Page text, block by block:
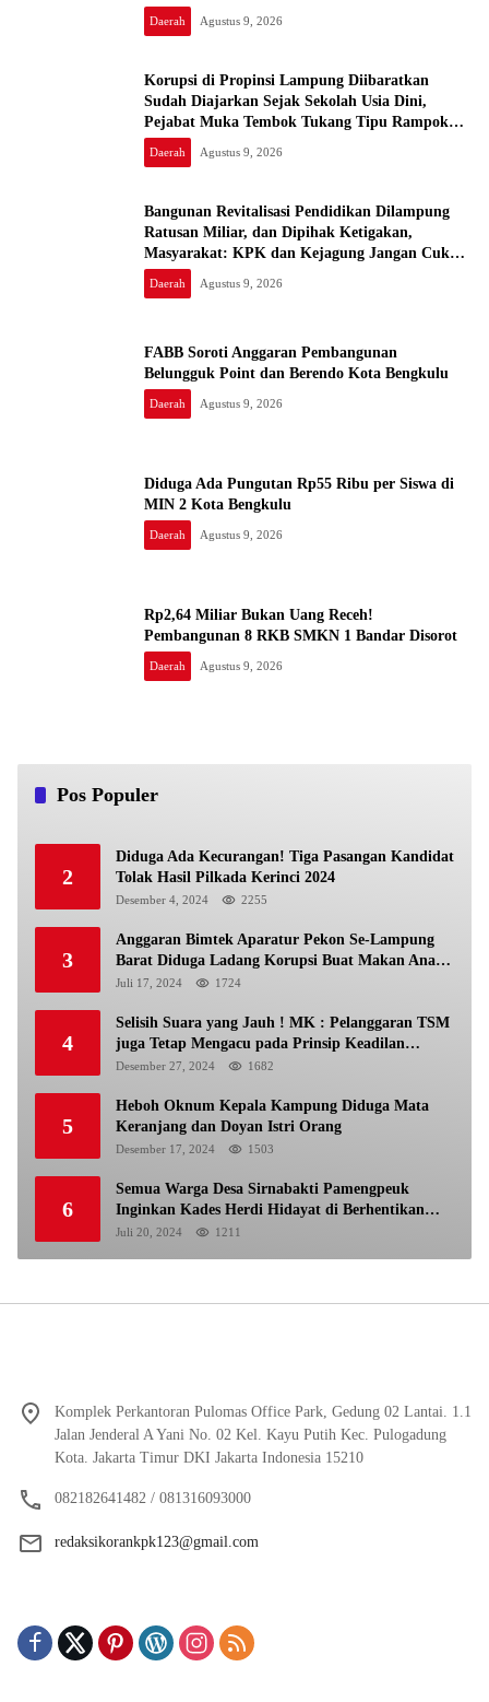
Bekacuk
Daerah Agustus 9, 2026
Korupsi di Propinsi Lampung Diibaratkan
Sudah Diajarkan Sejak Sekolah Usia Dini,
Pejabat Muka Tembok Tukang Tipu Rampok
Uang Rakyat
Daerah Agustus 9, 2026
Bangunan Revitalisasi Pendidikan Dilampung
Ratusan Miliar, dan Dipihak Ketigakan,
Masyarakat: KPK dan Kejagung Jangan Cukup
Pembinaan, Uang Rakyat Bukan Warisan Nenek
Moyang
Daerah Agustus 9, 2026
FABB Soroti Anggaran Pembangunan
Belungguk Point dan Berendo Kota Bengkulu
Daerah Agustus 9, 2026
Diduga Ada Pungutan Rp55 Ribu per Siswa di
MIN 2 Kota Bengkulu
Daerah Agustus 9, 2026
Rp2,64 Miliar Bukan Uang Receh!
Pembangunan 8 RKB SMKN 1 Bandar Disorot
Daerah Agustus 9, 2026
Pos Populer
2
Diduga Ada Kecurangan! Tiga Pasangan Kandidat
Tolak Hasil Pilkada Kerinci 2024
Desember 4, 2024 2255
3
Anggaran Bimtek Aparatur Pekon Se-Lampung
Barat Diduga Ladang Korupsi Buat Makan Anak
Istri
Juli 17, 2024 1724
4
Selisih Suara yang Jauh ! MK : Pelanggaran TSM
juga Tetap Mengacu pada Prinsip Keadilan
Pemilu
Desember 27, 2024 1682
5
Heboh Oknum Kepala Kampung Diduga Mata
Keranjang dan Doyan Istri Orang
Desember 17, 2024 1503
6
Semua Warga Desa Sirnabakti Pamengpeuk
Inginkan Kades Herdi Hidayat di Berhentikan
Dari Jabatan nya
Juli 20, 2024 1211
Komplek Perkantoran Pulomas Office Park, Gedung 02 Lantai. 1.1
Jalan Jenderal A Yani No. 02 Kel. Kayu Putih Kec. Pulogadung
Kota. Jakarta Timur DKI Jakarta Indonesia 15210
082182641482 / 081316093000
redaksikorankpk123@gmail.com